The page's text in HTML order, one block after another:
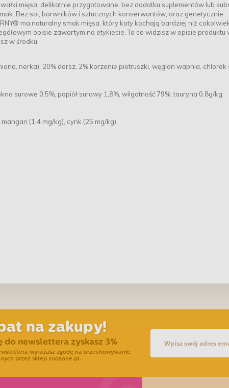
mięsa, delikatnie przygotowane, bez dodatku suplementów lub
Bez soi, barwników i sztucznych konserwantów, oraz genetycznie
ma naturalny smak mięsa, który koty kochają bardziej niż
opisie zawartym na etykiecie. To co widzisz w opisie produktu
w środku.
nerka), 20% dorsz, 2% korzenie pietruszki, węglan wapnia, chlorek
surowe 0,5%, popiół surowy 1,8%, wilgotność 79%, tauryna 0,8g/kg.
(1,4 mg/kg), cynk (25 mg/kg)
na zakupy!
do newslettera zyskasz 3%
wyrażasz zgodę na przechowywanie
przez sklep zoozone.pl.